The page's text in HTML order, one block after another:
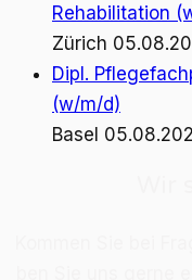
Rehabilitation
Zürich
Dipl.
(w/m/d)
Basel